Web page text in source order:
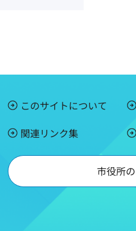
このサイトについて
関連リンク集
市役所